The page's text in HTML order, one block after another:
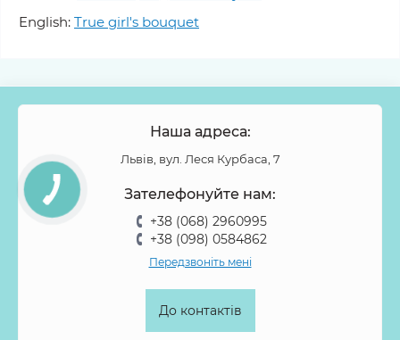
English: True girl's bouquet
Наша адреса:
Львів, вул. Леся Курбаса, 7
Зателефонуйте нам:
+38 (068) 2960995
+38 (098) 0584862
Передзвоніть мені
До контактів